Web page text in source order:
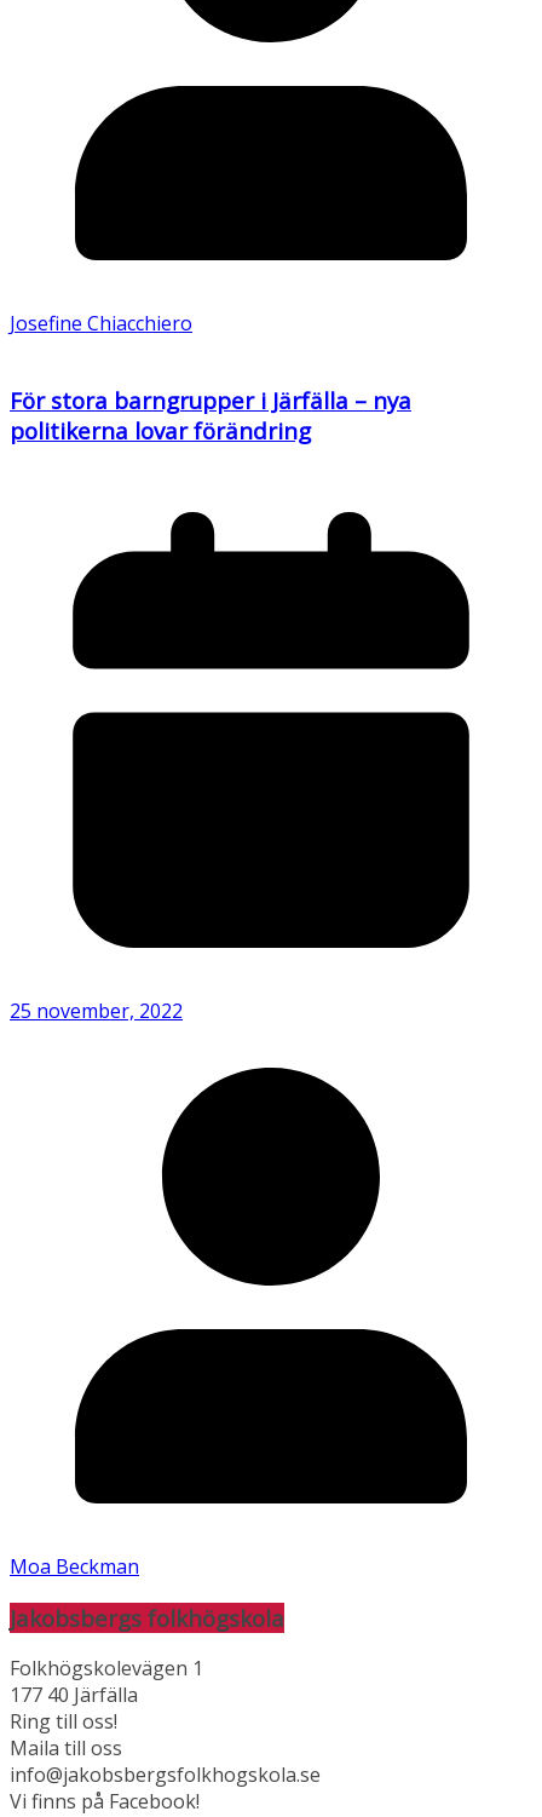
Josefine Chiacchiero
För stora barngrupper i Järfälla – nya
politikerna lovar förändring
25 november, 2022
Moa Beckman
Jakobsbergs folkhögskola
Folkhögskolevägen 1
177 40 Järfälla
Ring till oss!
Maila till oss
info@jakobsbergsfolkhogskola.se
Vi finns på Facebook!